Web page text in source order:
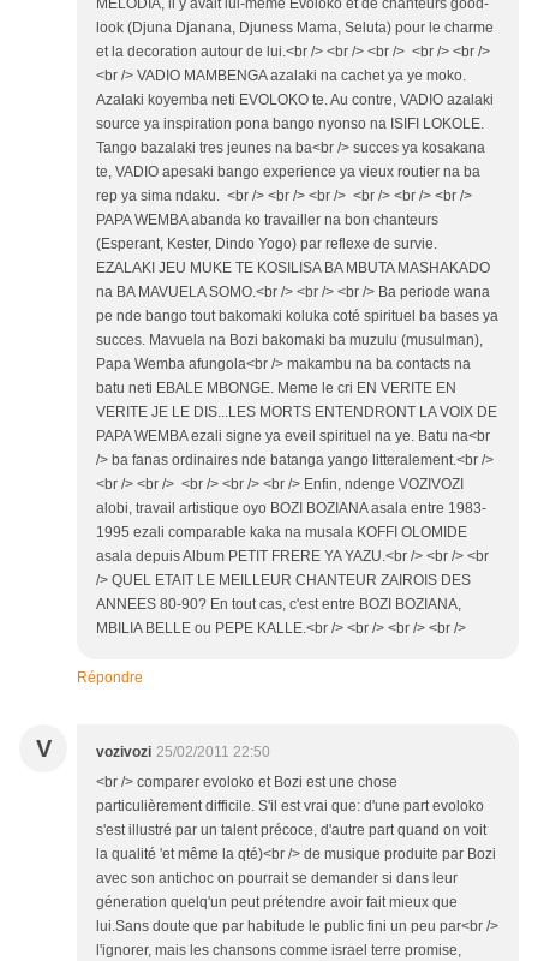
MELODIA, il y avait lui-meme Evoloko et de chanteurs good-
look (Djuna Djanana, Djuness Mama, Seluta) pour le charme
et la decoration autour de lui.<br /> <br /> <br /> <br /> <br />
<br /> VADIO MAMBENGA azalaki na cachet ya ye moko.
Azalaki koyemba neti EVOLOKO te. Au contre, VADIO azalaki
source ya inspiration pona bango nyonso na ISIFI LOKOLE.
Tango bazalaki tres jeunes na ba<br /> succes ya kosakana
te, VADIO apesaki bango experience ya vieux routier na ba
rep ya sima ndaku. <br /> <br /> <br /> <br /> <br /> <br />
PAPA WEMBA abanda ko travailler na bon chanteurs
(Esperant, Kester, Dindo Yogo) par reflexe de survie.
EZALAKI JEU MUKE TE KOSILISA BA MBUTA MASHAKADO
na BA MAVUELA SOMO.<br /> <br /> <br /> Ba periode wana
pe nde bango tout bakomaki koluka coté spirituel ba bases ya
succes. Mavuela na Bozi bakomaki ba muzulu (musulman),
Papa Wemba afungola<br /> makambu na ba contacts na
batu neti EBALE MBONGE. Meme le cri EN VERITE EN
VERITE JE LE DIS...LES MORTS ENTENDRONT LA VOIX DE
PAPA WEMBA ezali signe ya eveil spirituel na ye. Batu na<br
/> ba fanas ordinaires nde batanga yango litteralement.<br />
<br /> <br /> <br /> <br /> <br /> Enfin, ndenge VOZIVOZI
alobi, travail artistique oyo BOZI BOZIANA asala entre 1983-
1995 ezali comparable kaka na musala KOFFI OLOMIDE
asala depuis Album PETIT FRERE YA YAZU.<br /> <br /> <br
/> QUEL ETAIT LE MEILLEUR CHANTEUR ZAIROIS DES
ANNEES 80-90? En tout cas, c'est entre BOZI BOZIANA,
MBILIA BELLE ou PEPE KALLE.<br /> <br /> <br /> <br />
Répondre
V vozivozi 25/02/2011 22:50
<br /> comparer evoloko et Bozi est une chose
particulièrement difficile. S'il est vrai que: d'une part evoloko
s'est illustré par un talent précoce, d'autre part quand on voit
la qualité 'et même la qté)<br /> de musique produite par Bozi
avec son antichoc on pourrait se demander si dans leur
géneration quelq'un peut prétendre avoir fait mieux que
lui.Sans doute que par habitude le public fini un peu par<br />
l'ignorer, mais les chansons comme israel terre promise,